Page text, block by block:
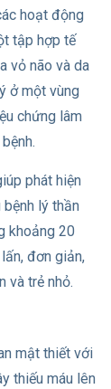
hoạt động
tập hợp tế
vỏ não và da
ở một vùng
chứng lâm
phát hiện
lý thần
khoảng 20
đơn giản,
và trẻ nhỏ.
mật thiết với
thiếu máu lên